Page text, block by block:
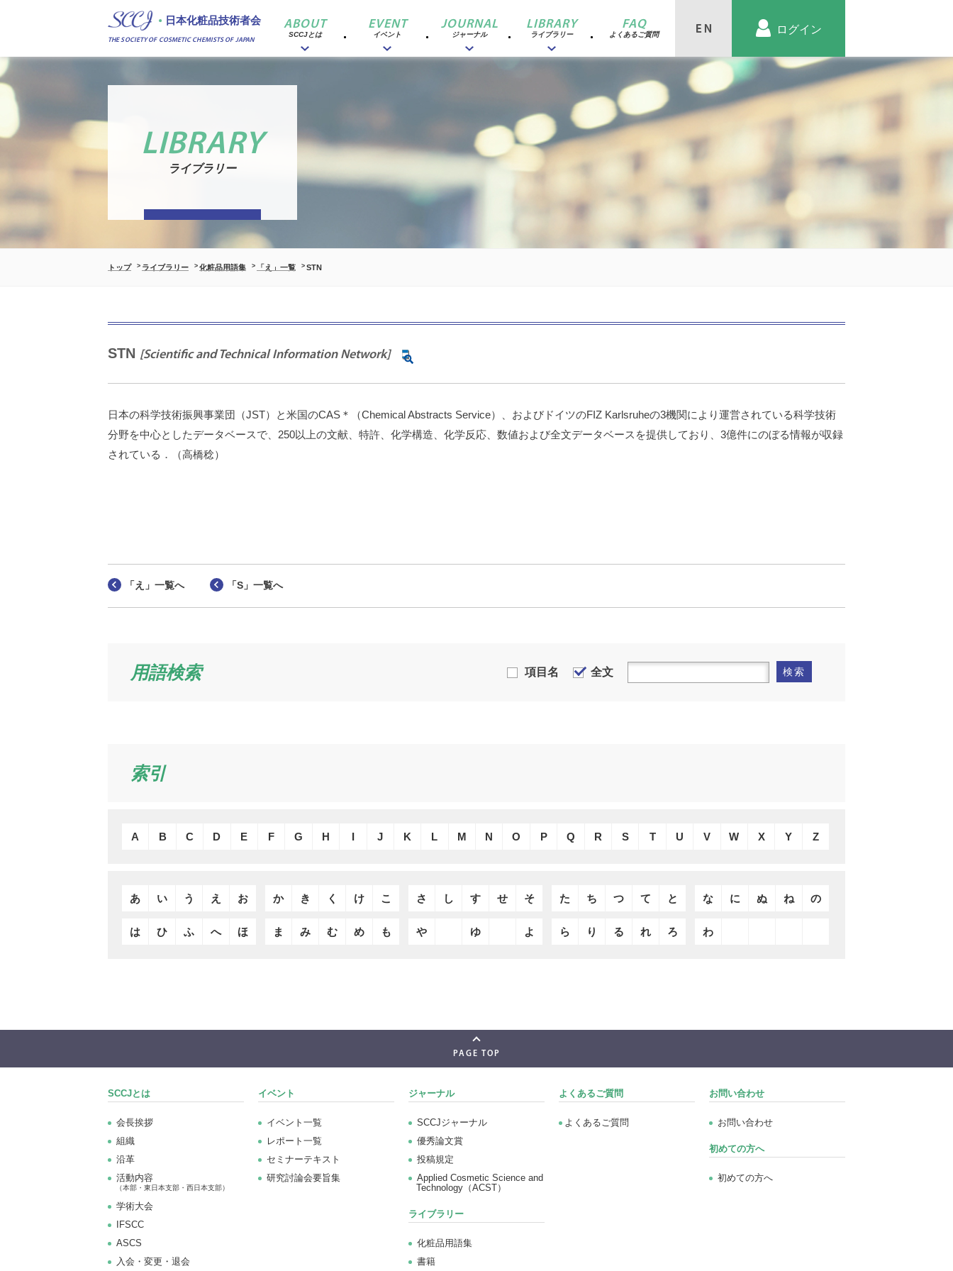
日本化粧品技術者会
THE SOCIETY OF COSMETIC CHEMISTS OF JAPAN
ログイン
ABOUT
SCCJとは
EVENT
イベント
JOURNAL
ジャーナル
LIBRARY
ライブラリー
FAQ
よくあるご質問
LIBRARY
ライブラリー
トップ ライブラリー 化粧品用語集 「え」一覧 STN
STN [Scientific and Technical Information Network]
日本の科学技術振興事業団（JST）と米国のCAS＊（Chemical Abstracts Service）、およびドイツのFIZ Karlsruheの3機関により運営されている科学技術
分野を中心としたデータベースで、250以上の文献、特許、化学構造、化学反応、数値および全文データベースを提供しており、3億件にのぼる情報が収録
されている．（高橋稔）
「え」一覧へ 「S」一覧へ
用語検索 項目名 全文 検索
索引
A B C D E F G H I J K L M N O P Q R S T U V W X Y Z
あ い う え お か き く け こ さ し す せ そ た ち つ て と な に ぬ ね の
は ひ ふ へ ほ ま み む め も や ゆ よ ら り る れ ろ わ
PAGE TOP
SCCJとは
会長挨拶
組織
沿革
活動内容
（本部・東日本支部・西日本支部）
学術大会
IFSCC
ASCS
⼊会・変更・退会
イベント
イベント一覧
レポート一覧
セミナーテキスト
研究討論会要旨集
ジャーナル
SCCJジャーナル
優秀論文賞
投稿規定
Applied Cosmetic Science and
Technology（ACST）
ライブラリー
化粧品用語集
書籍
よくあるご質問
よくあるご質問
お問い合わせ
お問い合わせ
初めての方へ
初めての方へ